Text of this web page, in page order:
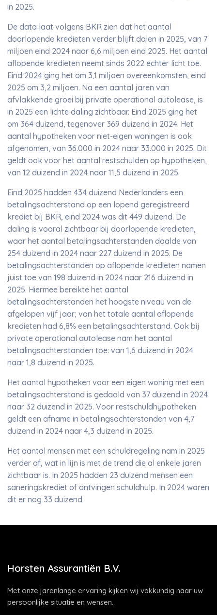
in 2025.
De data laat volgens BKR zien dat het aantal
doorlopende kredieten verder blijft dalen in 2025, van 7
miljoen eind 2024 naar 6,6 miljoen eind 2025. Het aantal
aflopende kredieten neemt sinds 2022 echter licht toe.
Eind 2024 ging het om 3,1 miljoen overeenkomsten, eind
2025 om 3,2 miljoen. Na een aantal jaren van
afvlakkende groei bij private operational autolease, is
in 2025 een lichte daling zichtbaar. Eind 2025 ging het
om 364 duizend, tegenover 369 duizend in 2024. Het
aantal hypotheken voor niet-eigen woningen is ook
afgenomen, van 36.000 in 2024 naar 33.000 in 2025. Dit
geldt ook voor het aantal restschulden op hypotheken,
van 12 duizend in 2024 naar 11,5 duizend in 2025.
Eind 2025 hadden 434 duizend Nederlanders een
betalingsachterstand op een lopend geregistreerd
krediet bij BKR, eind 2024 was dit 449 duizend. De
daling is vooral zichtbaar bij doorlopende kredieten,
waar het aantal betalingsachterstanden daalde van
254 duizend in 2024 naar 227 duizend in 2025. De
betalingsachterstanden op aflopende kredieten namen
juist toe van 198 duizend in 2024 naar 216 duizend in
2025. Hiermee bereikte het aantal
betalingsachterstanden het hoogste niveau van de
afgelopen vijf jaar; van het totale aantal aflopende
kredieten had 6,8% een betalingsachterstand. Ook bij
private operational autolease nam het aantal
betalingsachterstanden toe: van 1,6 duizend in 2024
naar 1,8 duizend in 2025.
Het aantal hypotheken voor een eigen woning met een
betalingsachterstand is gedaald van 37 duizend in 2024
naar 32 duizend in 2025. Voor restschuldhypotheken
geldt een afname in betalingsachterstanden van 4,7
duizend in 2024 naar 4,3 duizend in 2025.
Het aantal mensen met een schuldregeling nam in 2025
verder af, wat in lijn is met de trend die al enkele jaren
zichtbaar is. In 2025 hadden 23 duizend mensen een
saneringskrediet of ontvingen schuldhulp. In 2024 waren
dit er nog 33 duizend
Horsten Assurantiën B.V.
Met onze jarenlange ervaring kijken wij vakkundig naar uw
persoonlijke situatie en wensen.